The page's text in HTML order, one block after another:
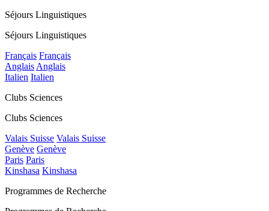
Séjours Linguistiques
Séjours Linguistiques
Français Français
Anglais Anglais
Italien Italien
Clubs Sciences
Clubs Sciences
Valais Suisse Valais Suisse
Genève Genève
Paris Paris
Kinshasa Kinshasa
Programmes de Recherche